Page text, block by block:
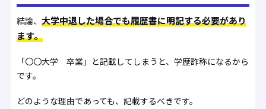
結論、 大学中退した場合でも履歴書に明記する必要があり
ます。
「〇〇大学 卒業」と記載してしまうと、学歴詐称になるから
です。
どのような理由であっても、記載するべきです。